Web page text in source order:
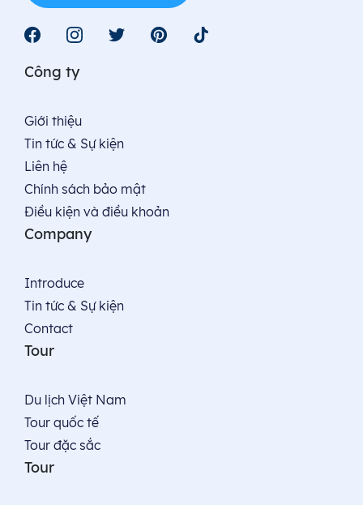
Công ty
Giới thiệu
Tin tức & Sự kiện
Liên hệ
Chính sách bảo mật
Điều kiện và điều khoản
Company
Introduce
Tin tức & Sự kiện
Contact
Tour
Du lịch Việt Nam
Tour quốc tế
Tour đặc sắc
Tour